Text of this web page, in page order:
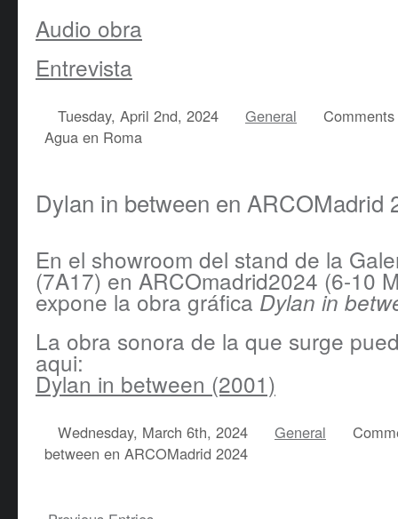
Audio obra
Entrevista
Tuesday, April 2nd, 2024 General
Agua en Roma
Dylan in between en ARCOMadrid
En el showroom del stand de la
(7A17) en ARCOmadrid2024 (6-10
expone la obra gráfica Dylan in
La obra sonora de la que surge
aqui:
Dylan in between (2001)
Wednesday, March 6th, 2024 General
between en ARCOMadrid 2024